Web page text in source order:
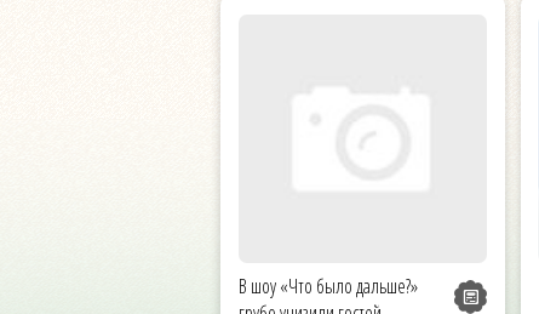
В шоу «Что было дальше?»